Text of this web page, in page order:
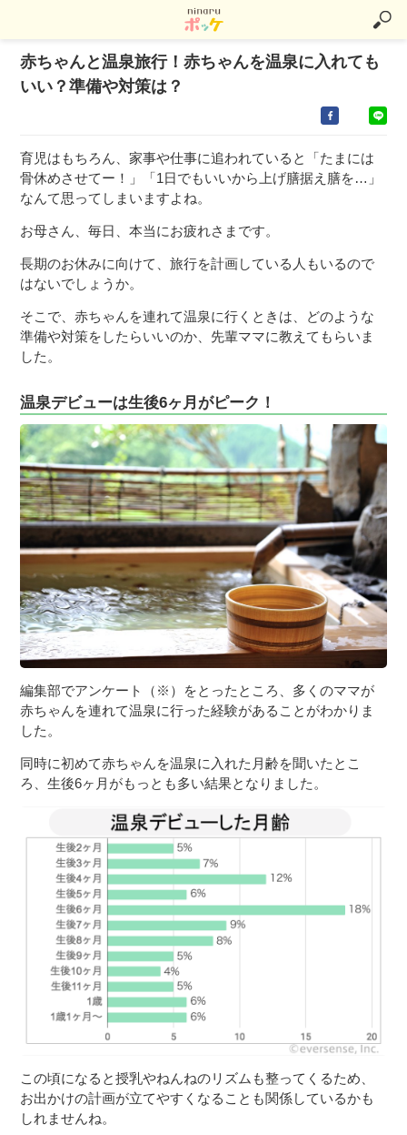
赤ちゃんと温泉旅行！赤ちゃんを温泉に入れても
いい？準備や対策は？
育児はもちろん、家事や仕事に追われていると「たまには
骨休めさせてー！」「1日でもいいから上げ膳据え膳を…」
なんて思ってしまいますよね。
お母さん、毎日、本当にお疲れさまです。
長期のお休みに向けて、旅行を計画している人もいるので
はないでしょうか。
そこで、赤ちゃんを連れて温泉に行くときは、どのような
準備や対策をしたらいいのか、先輩ママに教えてもらいま
した。
温泉デビューは生後6ヶ月がピーク！
編集部でアンケート（※）をとったところ、多くのママが
赤ちゃんを連れて温泉に行った経験があることがわかりま
した。
同時に初めて赤ちゃんを温泉に入れた月齢を聞いたとこ
ろ、生後6ヶ月がもっとも多い結果となりました。
この頃になると授乳やねんねのリズムも整ってくるため、
お出かけの計画が立てやすくなることも関係しているかも
しれませんね。